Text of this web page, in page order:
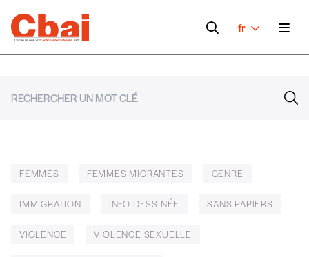
fr
FEMMES FEMMES MIGRANTES GENRE
IMMIGRATION INFO DESSINÉE SANS PAPIERS
VIOLENCE VIOLENCE SEXUELLE